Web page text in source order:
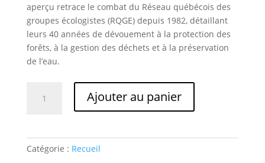
aperçu retrace le combat du Réseau québécois des
groupes écologistes (RQGE) depuis 1982, détaillant
leurs 40 années de dévouement à la protection des
forêts, à la gestion des déchets et à la préservation
de l’eau.
groupes
Ajouter au panier
Catégorie : Recueil